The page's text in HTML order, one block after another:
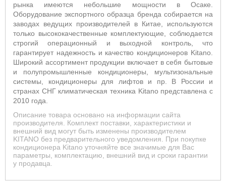
рынка имеются небольшие мощности в Осаке.
Оборудование экспортного образца бренда собирается на
заводах ведущих производителей в Китае, используются
только высококачественные комплектующие, соблюдается
строгий операционный и выходной контроль, что
гарантирует надежность и качество кондиционеров Kitano.
Широкий ассортимент продукции включает в себя бытовые
и полупромышленные кондиционеры, мультизональные
системы, кондиционеры для лифтов и пр. В России и
странах СНГ климатическая техника Kitano представлена с
2010 года.
Описание товара основано на информации сайта
производителя. Комплект поставки, характеристики и
внешний вид могут быть изменены производителем
KITANO без предварительного уведомления. При покупке
кондиционера Kitano уточняйте все значимые для Вас
параметры, комплектацию, внешний вид и сроки гарантии
у продавца.